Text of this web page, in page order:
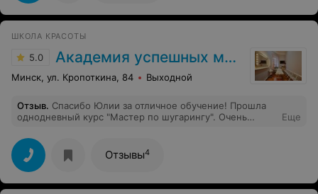
ШКОЛА КРАСОТЫ
5.0 Академия успешных мастеров
Минск, ул. Кропоткина, 84 Выходной
Отзыв. Спасибо Юлии за отличное обучение! Прошла
однодневный курс "Мастер по шугарингу". Очень
объясняла, научила работать с разными пастами,
поделилась своими фишками в работе. А практика
прошла на одном дыхании! Спасибо за терпение и
новые знания!
Еще
Отзывы4